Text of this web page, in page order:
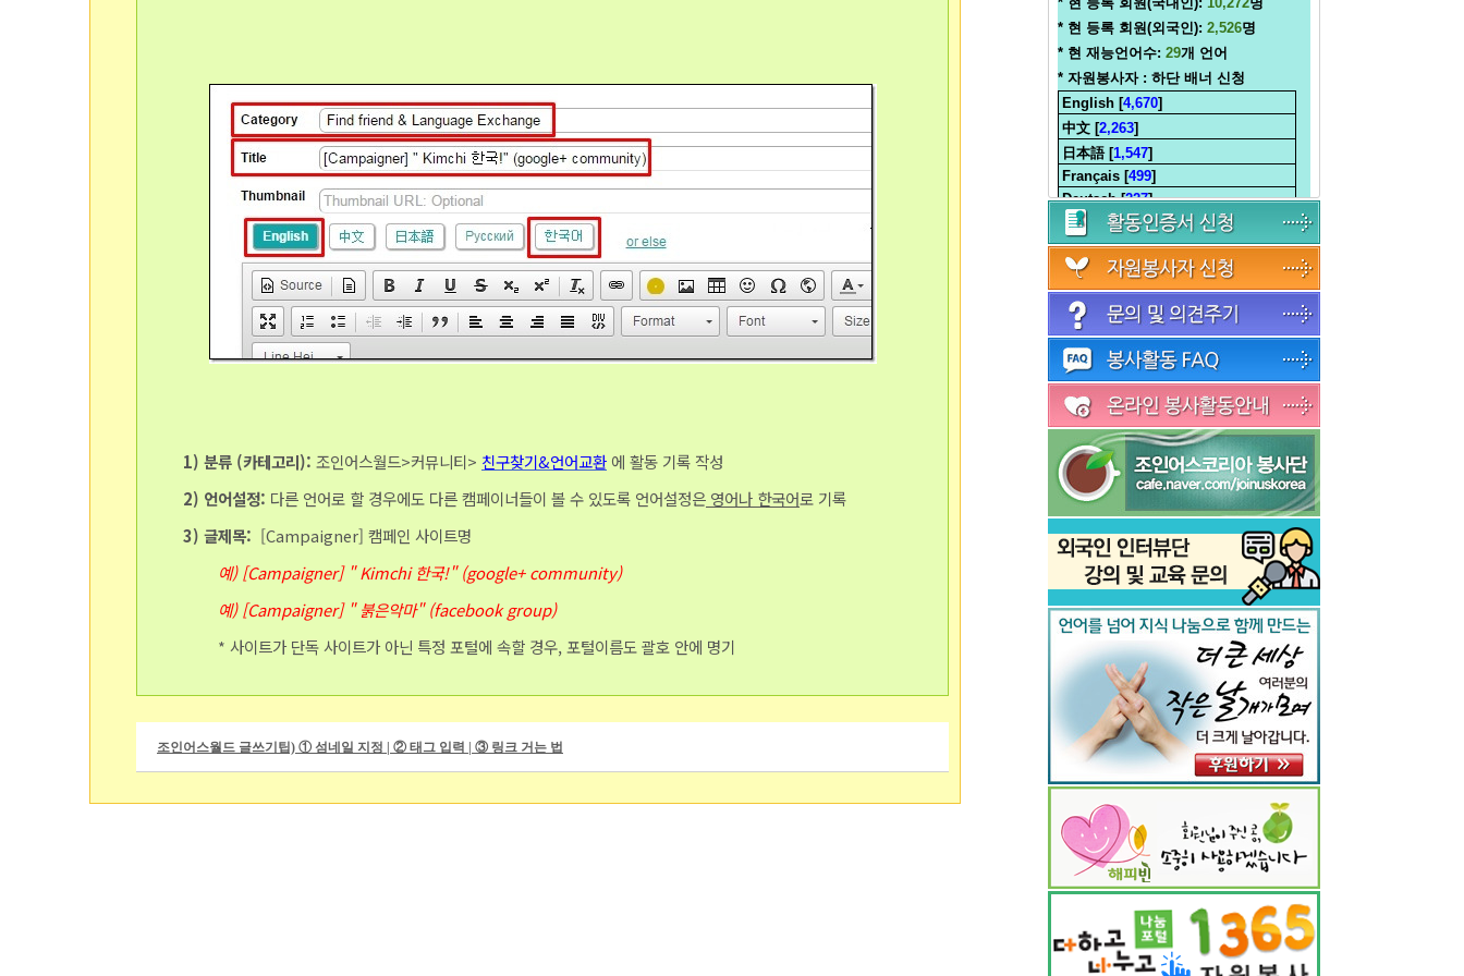
1) 분류 (카테고리): 조인어스월드>커뮤니티> 친구찾기&언어교환 에 활동 기록 작성
2) 언어설정: 다른 언어로 할 경우에도 다른 캠페이너들이 볼 수 있도록 언어설정은 영어나 한국어로 기록
3) 글제목: [Campaigner] 캠페인 사이트명
예) [Campaigner] " Kimchi 한국!" (google+ community)
예) [Campaigner] " 붉은악마" (facebook group)
* 사이트가 단독 사이트가 아닌 특정 포털에 속할 경우, 포털이름도 괄호 안에 명기
조인어스월드 글쓰기팁) ① 섬네일 지정 | ② 태그 입력 | ③ 링크 거는 법